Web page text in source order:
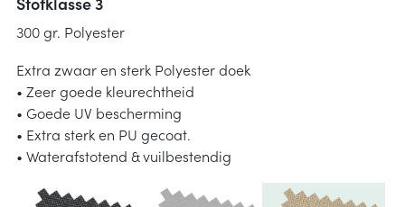
300 gr. Polyester
Extra zwaar en sterk Polyester doek
• Zeer goede kleurechtheid
• Goede UV bescherming
• Extra sterk en PU gecoat.
• Waterafstotend & vuilbestendig